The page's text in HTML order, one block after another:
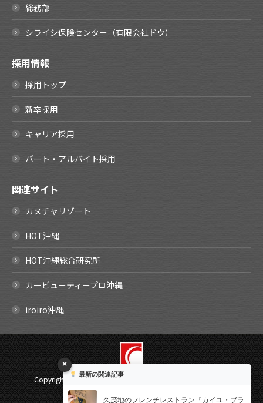
総務部
シライシ保険センター（有限会社ドウ）
採用情報
採用トップ
新卒採用
キャリア採用
パート・アルバイト採用
関連サイト
カヌチャリゾート
HOT沖縄
HOT沖縄総合研究所
カービューティープロ沖縄
iroiro沖縄
Copyright © 2026 SHIRAISHI Corporation. All rights reserved.
Select Language ▼
×
最新の関連記事
久茂地のフレンチレストラン『カイユ・ブラ